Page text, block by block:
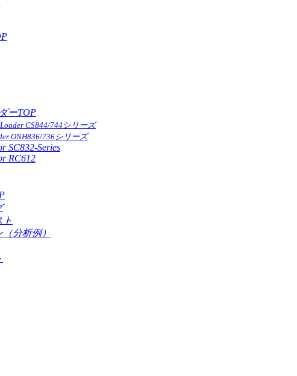
ーTOP
CS844/744シリーズ
ONH836/736シリーズ
SC832-Series
RC612
分析例）